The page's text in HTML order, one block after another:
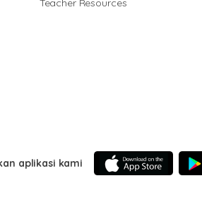
Teacher Resources
aplikasi kami